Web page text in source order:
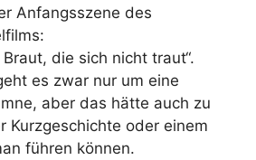
Anfangsszene des
Braut, die sich nicht traut“.
es zwar nur um eine
aber das hätte auch zu
Kurzgeschichte oder einem
führen können.